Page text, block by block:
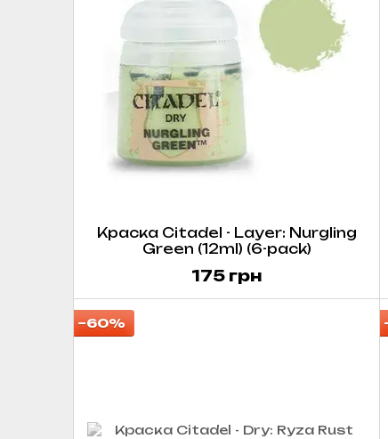
Краска Citadel - Layer: Nurgling
Green (12ml) (6-pack)
175 грн
−60%